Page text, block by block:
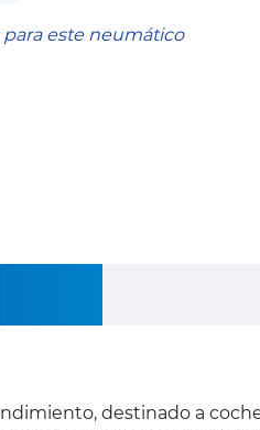
este neumático
destinado a